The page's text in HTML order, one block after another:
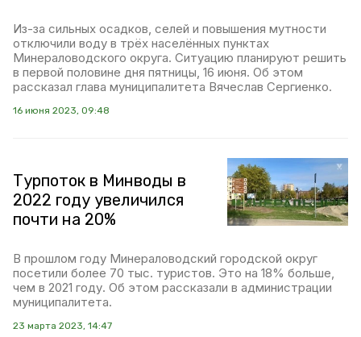
Из-за сильных осадков, селей и повышения мутности
отключили воду в трёх населённых пунктах
Минераловодского округа. Ситуацию планируют решить
в первой половине дня пятницы, 16 июня. Об этом
рассказал глава муниципалитета Вячеслав Сергиенко.
16 июня 2023, 09:48
Турпоток в Минводы в
2022 году увеличился
почти на 20%
В прошлом году Минераловодский городской округ
посетили более 70 тыс. туристов. Это на 18% больше,
чем в 2021 году. Об этом рассказали в администрации
муниципалитета.
23 марта 2023, 14:47